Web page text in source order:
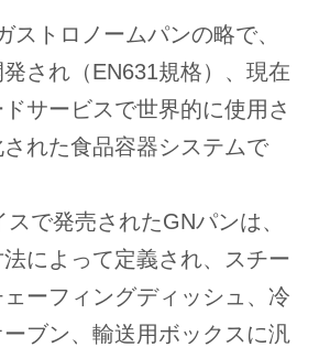
ストロノームパンの略で、
され（EN631規格）、現在
サービスで世界的に使用さ
れた食品容器システムで
で発売されたGNパンは、
によって定義され、スチー
ーフィングディッシュ、冷
ブン、輸送用ボックスに汎